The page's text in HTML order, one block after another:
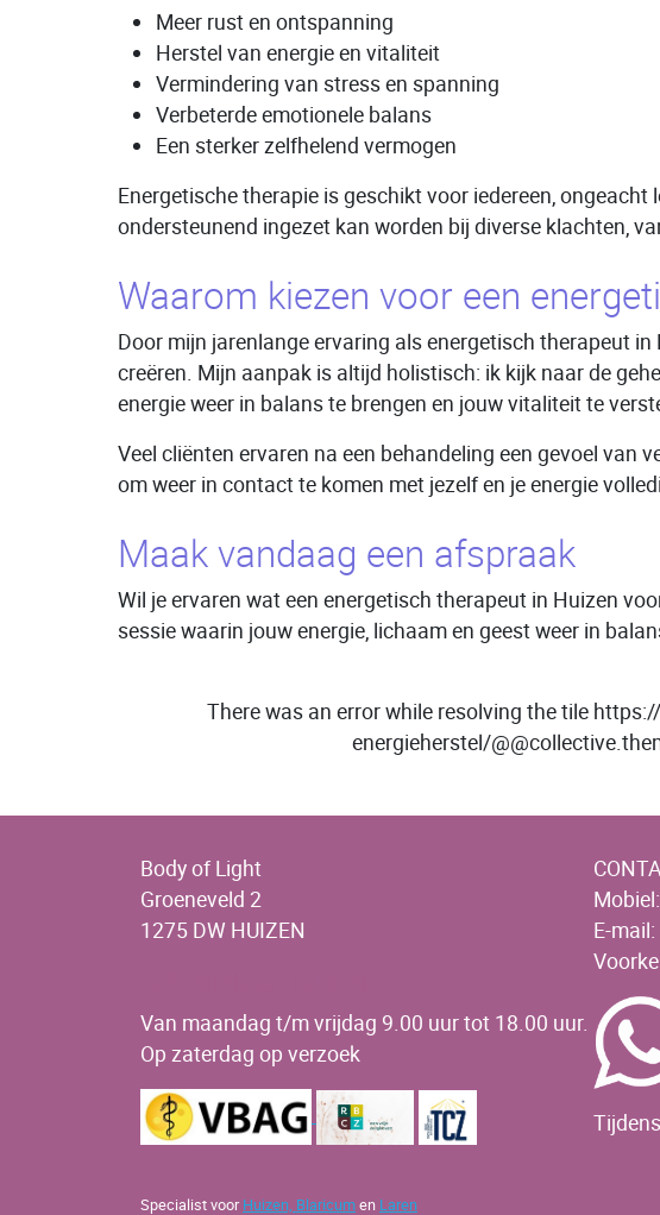
Meer rust en ontspanning
Herstel van energie en vitaliteit
Vermindering van stress en spanning
Verbeterde emotionele balans
Een sterker zelfhelend vermogen
Energetische therapie is geschikt voor iedereen,
ondersteunend ingezet kan worden bij diverse klachten,
Waarom kiezen voor een
Door mijn jarenlange ervaring als energetisch therapeut
creëren. Mijn aanpak is altijd holistisch: ik kijk naar de
energie weer in balans te brengen en jouw vitaliteit te
Veel cliënten ervaren na een behandeling een gevoel
om weer in contact te komen met jezelf en je energie
Maak vandaag een afspraak
Wil je ervaren wat een energetisch therapeut in Huizen
sessie waarin jouw energie, lichaam en geest weer in
There was an error while resolving the tile
energieherstel/
Body of Light
Groeneveld 2
1275 DW HUIZEN
Van maandag t/m vrijdag 9.00 uur tot 18.00 uur.
Op zaterdag op verzoek
Specialist voor Huizen, Blaricumen Laren
Mobiel:
E-